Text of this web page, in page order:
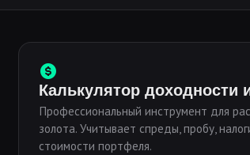
Калькулятор доходности
Профессиональный инструмент для
золота. Учитывает спреды, пробу,
стоимости портфеля.